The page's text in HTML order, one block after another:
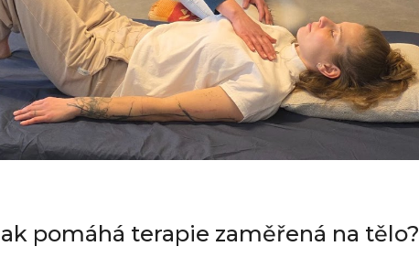
pomáhá terapie zaměřená na tělo?